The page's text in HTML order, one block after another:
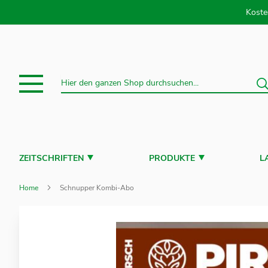
Suche
ZEITSCHRIFTEN PRODUKTE
Home Schnupper Kombi-Abo